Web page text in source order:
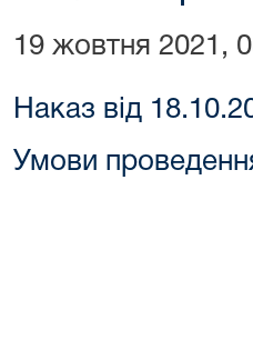
19 жовтня 2021,
Наказ від
Умови